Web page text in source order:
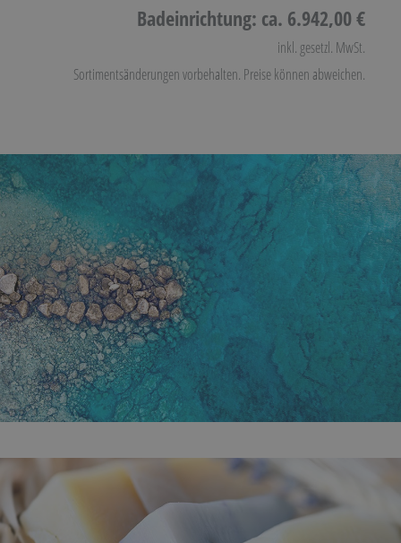
Badeinrichtung: ca. 6.942,00 €
inkl. gesetzl. MwSt.
Sortimentsänderungen vorbehalten. Preise können abweichen.